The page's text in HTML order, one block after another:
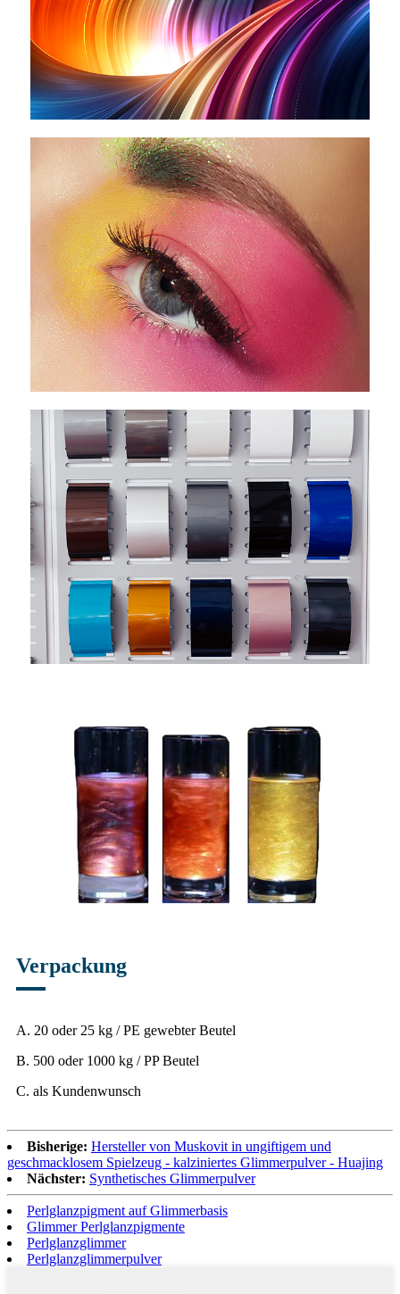
Verpackung
A. 20 oder 25 kg / PE gewebter Beutel
B. 500 oder 1000 kg / PP Beutel
C. als Kundenwunsch
Bisherige: Hersteller von Muskovit in ungiftigem und
geschmacklosem Spielzeug - kalziniertes Glimmerpulver - Huajing
Nächster: Synthetisches Glimmerpulver
Perlglanzpigment auf Glimmerbasis
Glimmer Perlglanzpigmente
Perlglanzglimmer
Perlglanzglimmerpulver